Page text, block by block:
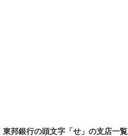
東邦銀行の頭文字「せ」の支店一覧